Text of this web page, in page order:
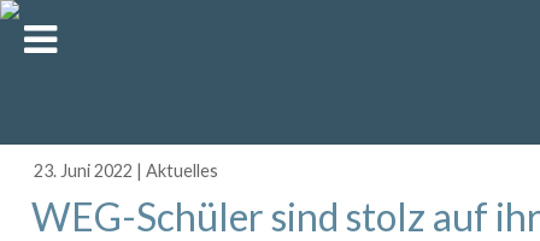
23. Juni 2022 |Aktuelles
WEG-Schüler sind stolz auf